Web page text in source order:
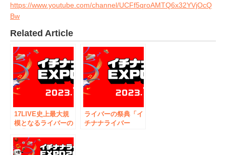
https://www.youtube.com/channel/UCFf5qroAMTQ6x32YVjOcQ
Bw
Related Article
17LIVE史上最大規
模となるライバーの
バーEXPO
2023」、12月2日に
ライバーの祭典「イ
チナナライバー